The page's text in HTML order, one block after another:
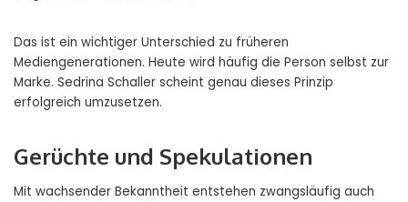
Das ist ein wichtiger Unterschied zu früheren
Mediengenerationen. Heute wird häufig die Person selbst zur
Marke. Sedrina Schaller scheint genau dieses Prinzip
erfolgreich umzusetzen.
Gerüchte und Spekulationen
Mit wachsender Bekanntheit entstehen zwangsläufig auch